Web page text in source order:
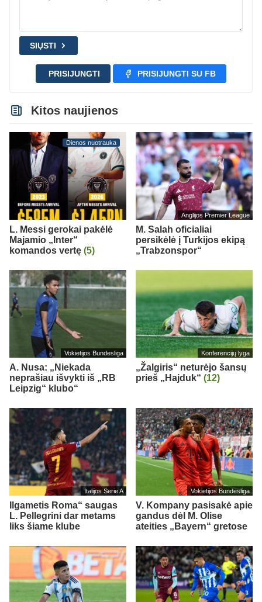
SIŲSTI
PRISIJUNGTI PRISIJUNGTI SU FB
Kitos naujienos
Dienos nuotrauka
L. Messi gerokai pakėlė
Majamio „Inter“
komandos vertę (5)
Anglijos Premier League
M. Salah oficialiai
persikėlė į Turkijos ekipą
„Trabzonspor“
Vokietijos Bundesliga
A. Nusa: „Niekada
neprašiau išvykti iš „RB
Leipzig“ klubo“
Konferencijų lyga
„Žalgiris“ neturėjo šansų
prieš „Hajduk“ (12)
Italijos Serie A
Ilgametis Roma“ saugas
L. Pellegrini dar metams
liks šiame klube
Vokietijos Bundesliga
V. Kompany pasisakė apie
gandus dėl M. Olise
ateities „Bayern“ gretose